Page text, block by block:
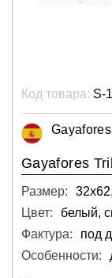
Код товара: S-
Gayafores
Размер:
Цвет:
белый,
Фактура:
под
Особенности: